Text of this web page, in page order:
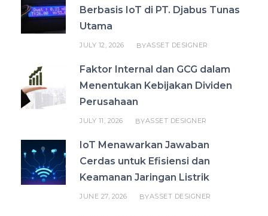
Berbasis IoT di PT. Djabus Tunas
Utama
JULY 12, 2026 BYASSET DESIGNER
Faktor Internal dan GCG dalam
Menentukan Kebijakan Dividen
Perusahaan
JULY 11, 2026 BYASSET DESIGNER
IoT Menawarkan Jawaban
Cerdas untuk Efisiensi dan
Keamanan Jaringan Listrik
JUNE 27, 2026 BYASSET DESIGNER